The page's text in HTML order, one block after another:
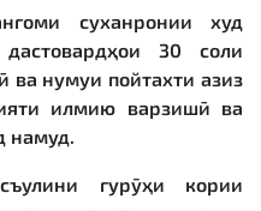
суханронии худ
30 соли
ва нумуи пойтахти азиз
илмию варзишӣ ва
намуд.
гурӯҳи кории